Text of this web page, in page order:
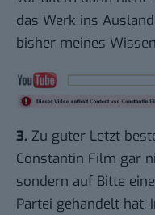
das Werk ins
bisher meines
3. Zu guter Letzt
Constantin Film gar
sondern auf Bitte
Partei gehandelt